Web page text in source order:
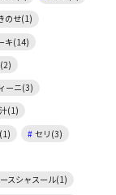
のせ(1)
キ(14)
ーニ(3)
(1)
セリ(3)
スシャスール(1)